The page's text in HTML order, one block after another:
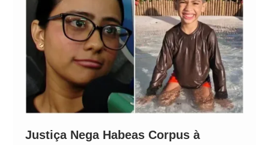
Justiça Nega Habeas Corpus à